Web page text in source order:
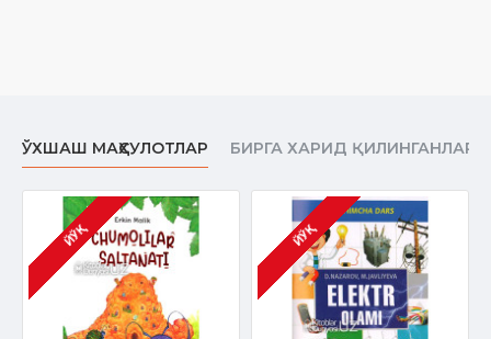
ЎХШАШ МАҲСУЛОТЛАР БИРГА ХАРИД ҚИЛИНГАНЛАР
ЙЎҚ ЙЎҚ